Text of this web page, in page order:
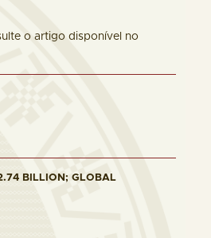
o artigo disponível no
BILLION; GLOBAL